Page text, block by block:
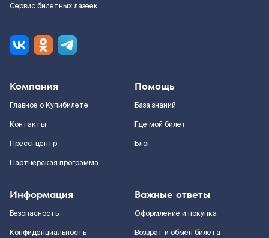
Сервис билетных лазеек
Компания
Главное о Купибилете
Контакты
Пресс-центр
Партнерская программа
Помощь
База знаний
Где мой билет
Блог
Информация
Безопасность
Конфиденциальность
Важные ответы
Оформление и покупка
Возврат и обмен билета